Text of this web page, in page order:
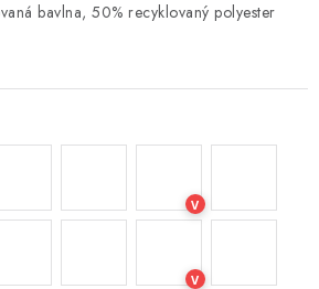
bavlna, 50% recyklovaný polyester
V
V